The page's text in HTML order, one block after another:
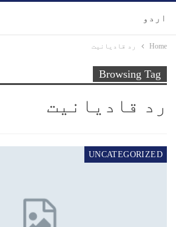
اردو
Home رد قادیانیت
Browsing Tag
رد قادیانیت
UNCATEGORIZED